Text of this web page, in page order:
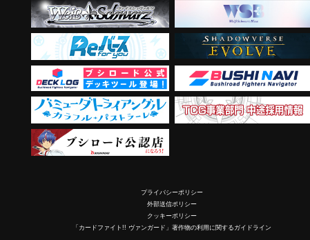
プライバシーポリシー
外部送信ポリシー
クッキーポリシー
「カードファイト!! ヴァンガード」著作物の利用に関するガイドライン